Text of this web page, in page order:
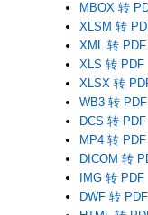
MBOX 转
XLSM 转
XML 转 PDF
XLS 转 PDF
XLSX 转
WB3 转 PDF
DCS 转 PDF
MP4 转 PDF
DICOM 转
IMG 转 PDF
DWF 转 PDF